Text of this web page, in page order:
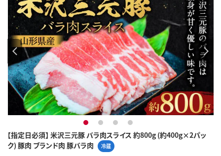
【指定日必須】 米沢三元豚 バラ肉スライス 約800g (約400g×2パッ
ク) 豚肉 ブランド肉 豚バラ肉
冷蔵
1 2 3 4